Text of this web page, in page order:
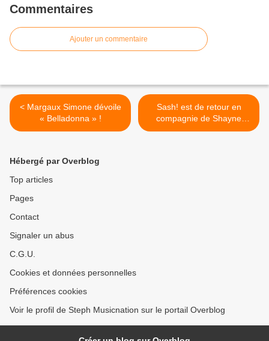
Commentaires
Ajouter un commentaire
< Margaux Simone dévoile
« Belladonna » !
Sash! est de retour en
compagnie de Shayne
Ward ! >
Hébergé par Overblog
Top articles
Pages
Contact
Signaler un abus
C.G.U.
Cookies et données personnelles
Préférences cookies
Voir le profil de Steph Musicnation sur le portail Overblog